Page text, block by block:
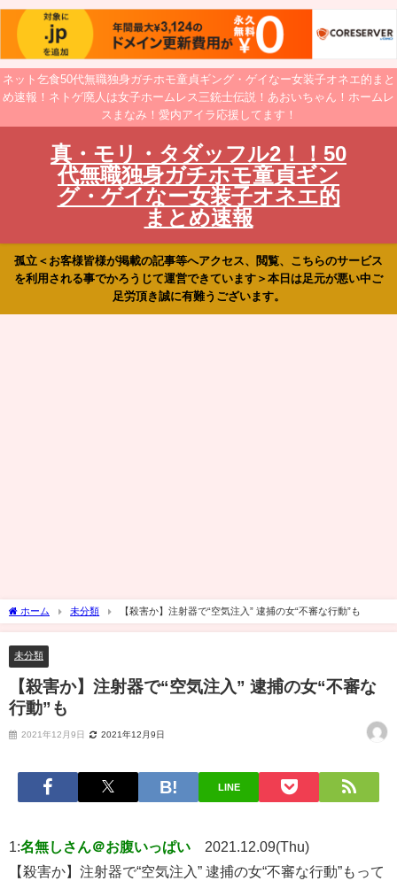
ネット乞食50代無職独身ガチホモ童貞ギング・ゲイなー女装子オネエ的まと
め速報！ネトゲ廃人は女子ホームレス三銃士伝説！あおいちゃん！ホームレ
スまなみ！愛内アイラ応援してます！
真・モリ・タダッフル2！！50
代無職独身ガチホモ童貞ギン
グ・ゲイなー女装子オネエ的
まとめ速報
孤立＜お客様皆様が掲載の記事等へアクセス、閲覧、こちらのサービス
を利用される事でかろうじて運営できています＞本日は足元が悪い中ご
足労頂き誠に有難うございます。
ホーム 未分類 【殺害か】注射器で“空気注入” 逮捕の女“不審な行動”も
未分類
【殺害か】注射器で“空気注入” 逮捕の女“不審な
行動”も
2021年12月9日 2021年12月9日
LINE
1:名無しさん＠お腹いっぱい
2021.12.09(Thu)
【殺害か】注射器で“空気注入” 逮捕の女“不審な行動”もって